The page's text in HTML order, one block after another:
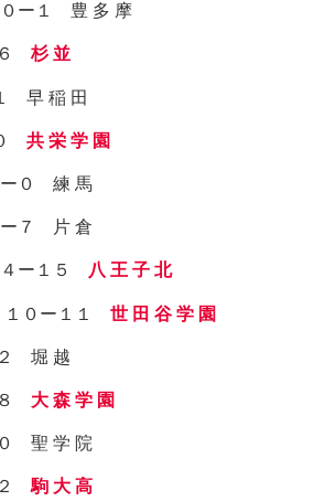
ー１ 豊 多 摩
６杉 並
早 稲 田
０共 栄 学 園
０ 練 馬
７ 片 倉
ー１５ 八 王 子 北
１０ー１１世 田 谷 学 園
堀 越
大 森 学 園
聖 学 院
２駒 大 高